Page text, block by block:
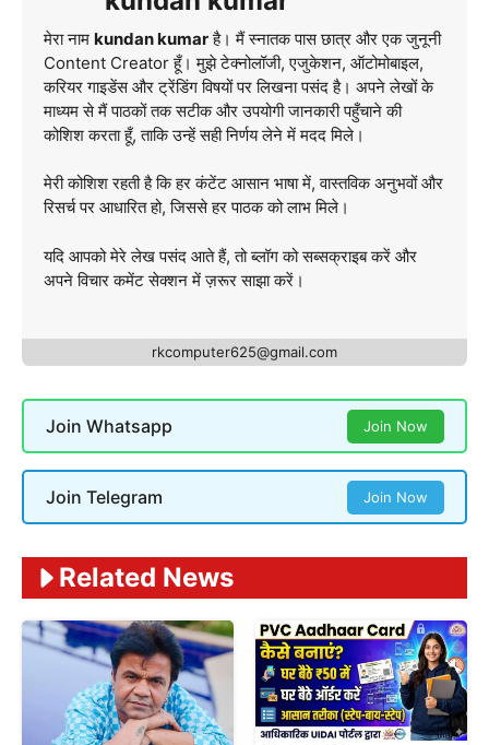
मेरा नाम kundan kumarहै। मैं स्नातक पास छात्र और एक जुनूनी
Content Creator हूँ। मुझे टेक्नोलॉजी, एजुकेशन, ऑटोमोबाइल,
करियर गाइडेंस और ट्रेंडिंग विषयों पर लिखना पसंद है। अपने लेखों के
माध्यम से मैं पाठकों तक सटीक और उपयोगी जानकारी पहुँचाने की
कोशिश करता हूँ, ताकि उन्हें सही निर्णय लेने में मदद मिले।
मेरी कोशिश रहती है कि हर कंटेंट आसान भाषा में, वास्तविक अनुभवों और
रिसर्च पर आधारित हो, जिससे हर पाठक को लाभ मिले।
यदि आपको मेरे लेख पसंद आते हैं, तो ब्लॉग को सब्सक्राइब करें और
अपने विचार कमेंट सेक्शन में ज़रूर साझा करें।
rkcomputer625@gmail.com
Join Whatsapp Join Now
Join Telegram Join Now
Related News